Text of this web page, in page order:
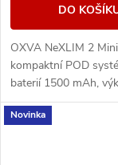
DO
OXVA NeXLIM 2
kompaktní POD
baterií 1500 mAh,
30 W, rychlým
C 5V/2A a cartridgí
Novinka